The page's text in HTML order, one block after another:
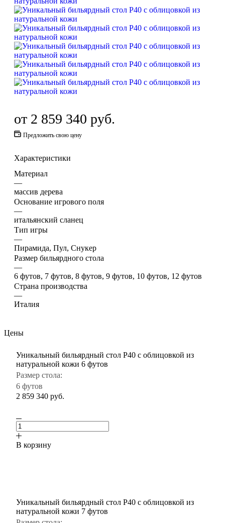
от 2 859 340 руб.
Предложить свою цену
Характеристики
Материал
—
массив дерева
Основание игрового поля
—
итальянский сланец
Тип игры
—
Пирамида, Пул, Снукер
Размер бильярдного стола
—
6 футов, 7 футов, 8 футов, 9 футов, 10 футов, 12 футов
Страна производства
—
Италия
Цены
Уникальный бильярдный стол P40 с облицовкой из
натуральной кожи 6 футов
Размер стола:
6 футов
2 859 340 руб.
В корзину
Уникальный бильярдный стол P40 с облицовкой из
натуральной кожи 7 футов